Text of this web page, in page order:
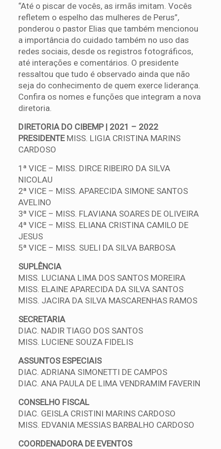
“Até o piscar de vocês, as irmãs imitam. Vocês
refletem o espelho das mulheres de Perus”,
ponderou o pastor Elias que também mencionou
a importância do cuidado também no uso das
redes sociais, desde os registros fotográficos,
até interações e comentários. O presidente
ressaltou que tudo é observado ainda que não
seja do conhecimento de quem exerce liderança.
Confira os nomes e funções que integram a nova
diretoria.
DIRETORIA DO CIBEMP | 2021 – 2022
PRESIDENTEMISS. LIGIA CRISTINA MARINS
CARDOSO
1ª VICE – MISS. DIRCE RIBEIRO DA SILVA
NICOLAU
2ª VICE – MISS. APARECIDA SIMONE SANTOS
AVELINO
3ª VICE – MISS. FLAVIANA SOARES DE OLIVEIRA
4ª VICE – MISS. ELIANA CRISTINA CAMILO DE
JESUS
5ª VICE – MISS. SUELI DA SILVA BARBOSA
SUPLÊNCIA
MISS. LUCIANA LIMA DOS SANTOS MOREIRA
MISS. ELAINE APARECIDA DA SILVA SANTOS
MISS. JACIRA DA SILVA MASCARENHAS RAMOS
SECRETARIA
DIAC. NADIR TIAGO DOS SANTOS
MISS. LUCIENE SOUZA FIDELIS
ASSUNTOS ESPECIAIS
DIAC. ADRIANA SIMONETTI DE CAMPOS
DIAC. ANA PAULA DE LIMA VENDRAMIM FAVERIN
CONSELHO FISCAL
DIAC. GEISLA CRISTINI MARINS CARDOSO
MISS. EDVANIA MESSIAS BARBALHO CARDOSO
COORDENADORA DE EVENTOS